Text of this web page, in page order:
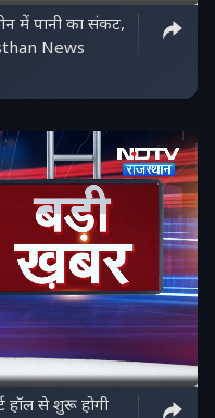
में पानी का संकट,
News
से शुरू होगी